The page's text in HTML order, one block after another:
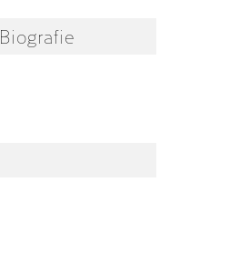
Biografie